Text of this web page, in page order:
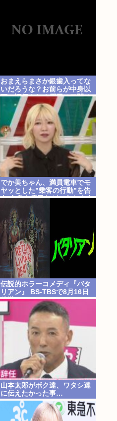
おまえらまさか銀歯入ってな
いだろうな？お前らが中身以
下に評価される原因は口開け
た時に見える銀歯
でか美ちゃん、満員電車でモ
ヤッとした”乗客の行動”を告
白 自身を扇子などであおぐ人
に「オイニーがつらくて…」
伝説的ホラーコメディ『バタ
リアン』 BS-TBSで8月16日
放送
山本太郎がボク達、ワタシ達
に伝えたかった事…